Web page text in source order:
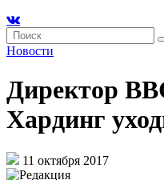
Новости
Директор
Хардинг
11 октября 2017